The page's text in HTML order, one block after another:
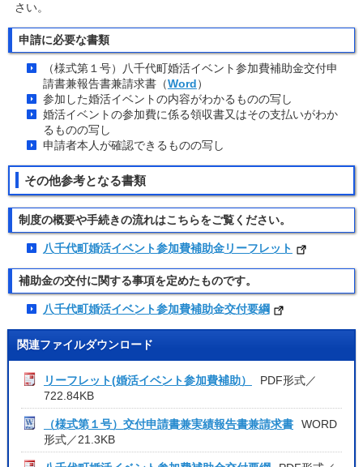
さい。
申請に必要な書類
（様式第１号）八千代町婚活イベント参加費補助金交付申
請書兼報告書兼請求書（Word）
参加した婚活イベントの内容がわかるものの写し
婚活イベントの参加費に係る領収書又はその支払いがわか
るものの写し
申請者本人が確認できるものの写し
その他参考となる書類
制度の概要や手続きの流れはこちらをご覧ください。
八千代町婚活イベント参加費補助金リーフレット
補助金の交付に関する事項を定めたものです。
八千代町婚活イベント参加費補助金交付要綱
関連ファイルダウンロード
リーフレット(婚活イベント参加費補助）
PDF形式／
722.84KB
（様式第１号）交付申請書兼実績報告書兼請求書
WORD
形式／21.3KB